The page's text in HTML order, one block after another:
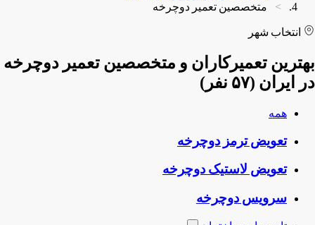
متخصصین تعمیر دوچرخه
انتخاب شهر
بهترین تعمیرکاران و متخصصین تعمیر دوچرخه
در ایران (۵۷ نفر)
همه
تعویض ترمز دوچرخه
تعویض لاستیک دوچرخه
سرویس دوچرخه